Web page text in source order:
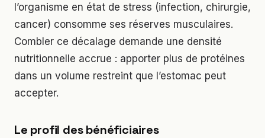
l’organisme en état de stress (infection, chirurgie,
cancer) consomme ses réserves musculaires.
Combler ce décalage demande une densité
nutritionnelle accrue : apporter plus de protéines
dans un volume restreint que l’estomac peut
accepter.
Le profil des bénéficiaires